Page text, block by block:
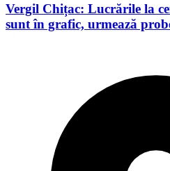
Vergil Chițac: Lucrările la
sunt în grafic, urmează